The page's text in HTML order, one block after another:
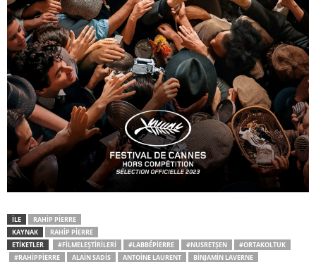
İLE
RAHIP PIERRE
KAYNAK
RAHIP PIERRE
ETİKETLER
#FILMELEŞTIRILERI #LABBÉPIERRE #NUSRETŞEN
#ORTAKOLTUK
#RAHIPPIERRE
ALAIN SADIS ANTOINE LAURENT
BINJAMIN LAVERNE